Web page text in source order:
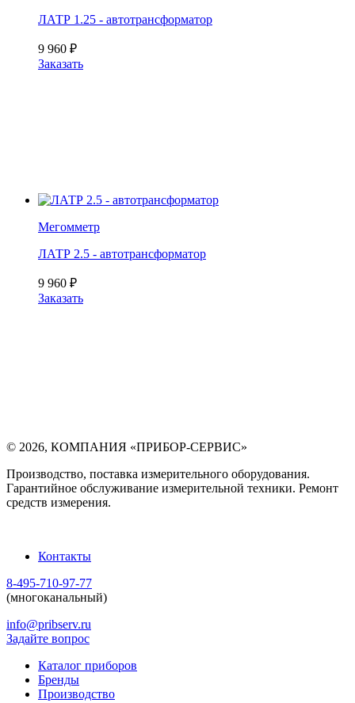
ЛАТР 1.25 - автотрансформатор
9 960 ₽
Заказать
Мегомметр
ЛАТР 2.5 - автотрансформатор
9 960 ₽
Заказать
© 2026, КОМПАНИЯ «ПРИБОР-СЕРВИС»
Производство, поставка измерительного оборудования.
Гарантийное обслуживание измерительной техники. Ремонт
средств измерения.
Контакты
8-495-710-97-77
(многоканальный)
info@pribserv.ru
Задайте вопрос
Каталог приборов
Бренды
Производство